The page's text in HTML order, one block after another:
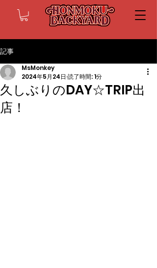
記事
久しぶりのDAY☆TRIP出
店！
MsMonkey
2024年5月24日 読了時間: 1分